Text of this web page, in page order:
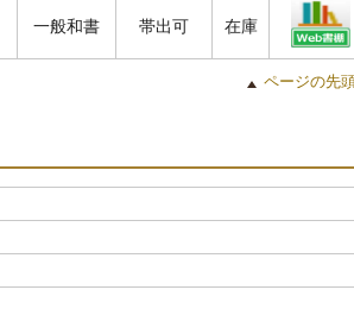
一般和書 帯出可 在庫
ページの先